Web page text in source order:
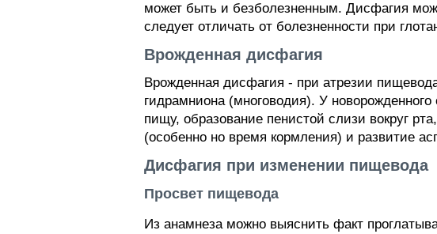
может быть и безболезненным. Дисфагия
следует отличать от болезненности при
Врожденная дисфагия
Врожденная дисфагия - при атрезии
гидрамниона (многоводия). У
пищу, образование пенистой слизи вокруг
(особенно но время кормления) и развитие
Дисфагия при изменении пищевода
Просвет пищевода
Из анамнеза можно выяснить факт